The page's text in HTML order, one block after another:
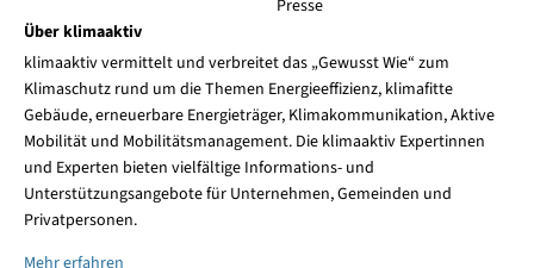
Presse
Über klimaaktiv
klimaaktiv vermittelt und verbreitet das „Gewusst Wie“ zum
Klimaschutz rund um die Themen Energieeffizienz, klimafitte
Gebäude, erneuerbare Energieträger, Klimakommunikation, Aktive
Mobilität und Mobilitätsmanagement. Die klimaaktiv Expertinnen
und Experten bieten vielfältige Informations- und
Unterstützungsangebote für Unternehmen, Gemeinden und
Privatpersonen.